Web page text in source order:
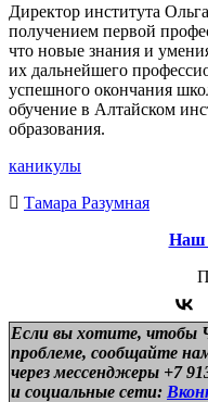
Директор института
получением первой
что новые знания и
их дальнейшего
успешного окончания
обучение в Алтайском
образования.
каникулы
Тамара Разумная
Наш
Если вы хотите,
проблеме, сообщайте
через мессенджеры +7
и социальные сети: